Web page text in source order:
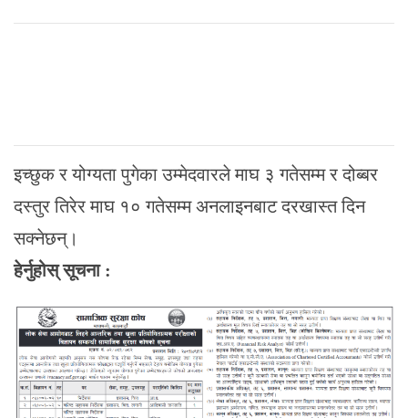
इच्छुक र योग्यता पुगेका उम्मेदवारले माघ ३ गतेसम्म र दोब्बर
दस्तुर तिरेर माघ १० गतेसम्म अनलाइनबाट दरखास्त दिन
सक्नेछन्।
हेर्नुहोस् सूचना :